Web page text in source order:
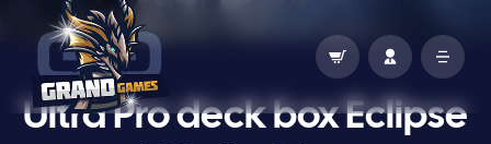
Ultra Pro deck box Eclipse